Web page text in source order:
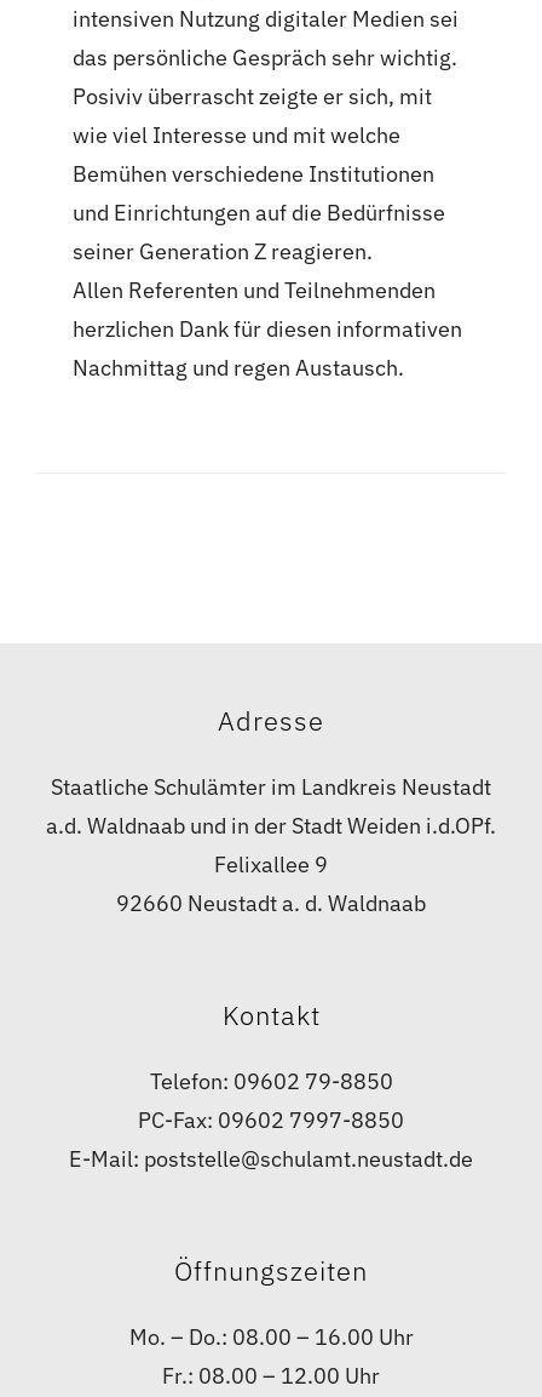
intensiven Nutzung digitaler Medien sei
das persönliche Gespräch sehr wichtig.
Posiviv überrascht zeigte er sich, mit
wie viel Interesse und mit welche
Bemühen verschiedene Institutionen
und Einrichtungen auf die Bedürfnisse
seiner Generation Z reagieren.
Allen Referenten und Teilnehmenden
herzlichen Dank für diesen informativen
Nachmittag und regen Austausch.
Adresse
Staatliche Schulämter im Landkreis Neustadt
a.d. Waldnaab und in der Stadt Weiden i.d.OPf.
Felixallee 9
92660 Neustadt a. d. Waldnaab
Kontakt
Telefon: 09602 79-8850
PC-Fax: 09602 7997-8850
E-Mail: poststelle@schulamt.neustadt.de
Öffnungszeiten
Mo. – Do.: 08.00 – 16.00 Uhr
Fr.: 08.00 – 12.00 Uhr